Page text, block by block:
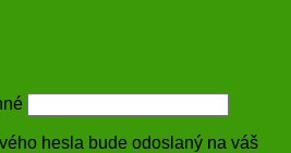
hesla bude odoslaný na váš